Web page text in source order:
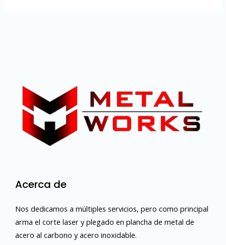
Acerca de
Nos dedicamos a múltiples servicios, pero como principal
arma el corte laser y plegado en plancha de metal de
acero al carbono y acero inoxidable.